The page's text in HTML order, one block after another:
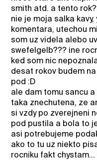
smith atd. a tento
nie je moja salka
komentara, utechou
som uz videla alebo
swefelgelb??? ine
ked som nic
desat rokov budem
pod :D
ale dam tomu sancu
taka znechutena, ze
si vzdy po zverejneni
pod pustila a bola to
asi potrebujeme
ako to tu uz niekto
rocniku fakt